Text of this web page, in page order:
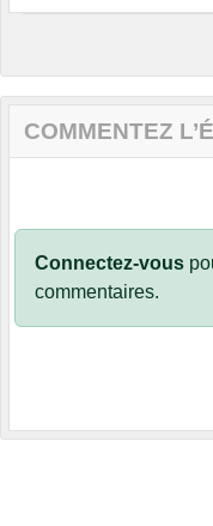
COMMENTEZ
Connectez-vous
commentaires.